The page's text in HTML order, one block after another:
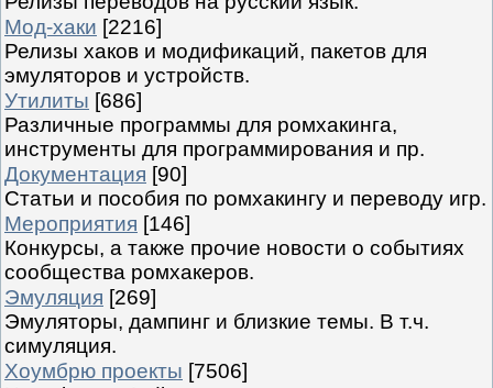
Мод-хаки [2216]
Релизы хаков и модификаций, пакетов для
эмуляторов и устройств.
Утилиты [686]
Различные программы для ромхакинга,
инструменты для программирования и пр.
Документация [90]
Статьи и пособия по ромхакингу и переводу игр.
Мероприятия [146]
Конкурсы, а также прочие новости о событиях
сообщества ромхакеров.
Эмуляция [269]
Эмуляторы, дампинг и близкие темы. В т.ч.
симуляция.
Хоумбрю проекты [7506]